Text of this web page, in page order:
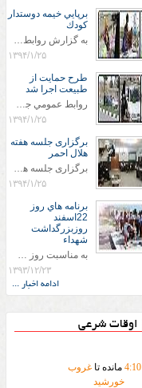
برپايي خيمه دوستدار
كودك
به گزارش روابط عمومي جمعيت هلال احمر شهرستان سرخس علاوه بر اجرای خدمات امدادی، راهنمایی های گردشگری و موقعیت های جغرافیایی و برپایی چادرهای سلامت به منظور سنجش رایگان فشار و قندخون مسافران، ، خيمه هايي.با عنوان دوستدار کودک تجهیزشده که دراین فضا کودکان مراجعه کننده از طریق نقاشی و سایر هنرهای تجسمی با مفاهیم جمعیت هلال احمر و اصول هفتگانه آن آشنا می شوند. به دليل حضور چشم گير كودكان و خانواده ها سعی شده در قالب های متناسب با سنین کودکان مراجعه کنند
۱۳۹۴/۱/۲۵
طرح حمايت از
طبيعت اجرا شد
روابط عمومي جمعيت هلال احمر سرخس جمعيت هلال احمر سرخس در روز طبيعت جوانان جمعيت هلال احمر سرخس در راستاي حفاظت و حمايت از محيط زيست با انگيزه داشتن طبيعت زيبا و بدون زباله و جهت فرهنگ سازي طرح حمايت از طبيعت را اجرا نمودند. اين طرح با رويكرد حمايتي و اموزشي در خصوص اشتي باطبيعت اجرا شد و در اين طرح 700 عدد كيسه زباله وبروشور در خروجي هاي شهر بين همشهريان و مسافرين نوروزي توزيع گرديد و در راه بازگشت كيسه هاي زباله توسط همشهريان به مامورين محترم شهرداري مستقر در ورودي شهر
۱۳۹۴/۱/۲۵
برگزاری جلسه هفته
هلال احمر
برگزاری جلسه هفته هلال احمر این جلسه در ساعت 10:30 در مورخه 24/1/1394 در دفتر ریاست جمعیت هلال احمر سرخس با حضور ریاست وپرسنل جمعیت هلال احمر برگزار شد . در این جلسه جناب اقای گودرزی ریاست محترم هلال احمر سرخس ضمن قدردانی از پرسنل وعرض خسته نباشید در طرح های نوروزی در این سال که به فرمایش مقام معظم رهبری که سال دولت وملت همدلی و همزبانی نامگذاری شده است بتوانیم با همدلی و همزبانی بین پرسنل خدمت رسانی خوب و مناسبی به مردم و پیشبرد اهداف هلال احمر انجام دهیم
۱۳۹۴/۱/۲۵
برنامه هاي روز
22اسفند
روزبزرگداشت
شهداء
به مناسبت روز شهيد پرسنل ونجاتگران واعضاي سازمان جوانان جمعيت هلال احمر سرخس مزار شهداء را غبارروبي كردند .
۱۳۹۳/۱۲/۲۳
ادامه اخبار ...
اوقات شرعی
4:10 مانده تاغروب
خورشید